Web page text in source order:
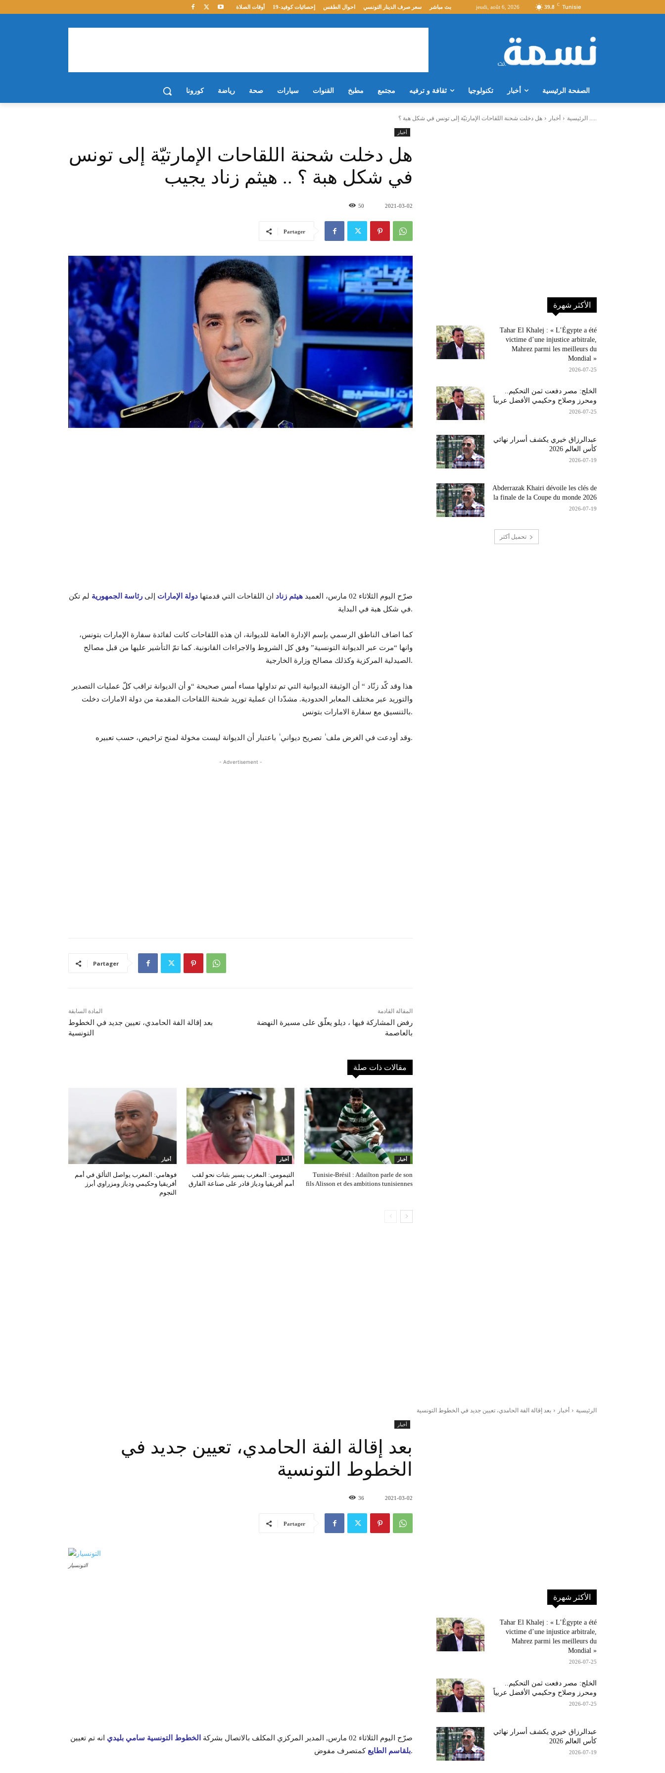
39.8 C Tunisie
jeudi, août 6, 2026 أوقات الصلاة إحصائيات كوفيد-19 احوال الطقس سعر صرف الدينار التونسي بث مباشر
الصفحة الرئيسية أخبار تكنولوجيا ثقافة و ترفيه مجتمع مطبخ القنوات سيارات صحة رياضة كورونا
الرئيسية أخبار
هل دخلت شحنة اللقاحات الإمارتيّة إلى تونس في شكل هبة ؟ .....
أخبار
هل دخلت شحنة اللقاحات الإمارتيّة إلى تونس
في شكل هبة ؟ .. هيثم زناد يجيب
2021-03-02
50
Partager
صرّح اليوم الثلاثاء 02 مارس، العميد هيثم زناد ان اللقاحات التي قدمتها دولة الإمارات إلى رئاسة الجمهورية لم تكن
في شكل هبة في البداية.
كما اضاف الناطق الرسمي بإسم الإدارة العامة للديوانة، ان هذه اللقاحات كانت لفائدة سفارة الإمارات بتونس،
وانها “مرت عبر الديوانة التونسية” وفق كل الشروط والاجراءات القانونية. كما تمّ التأشير عليها من قبل مصالح
الصيدلية المركزية وكذلك مصالح وزارة الخارجية.
هذا وقد كّد زنّاد “ أن الوثيقة الديوانية التي تم تداولها مساء أمس صحيحة “و أن الديوانة تراقب كلّ عمليات التصدير
والتوريد عبر مختلف المعابر الحدودية. مشدّدا ان عملية توريد شحنة اللقاحات المقدمة من دولة الامارات دخلت
بالتنسيق مع سفارة الامارات بتونس.
وقد أودعت في الغرض ملف ٰ تصريح ديواني ٰ باعتبار أن الديوانة ليست مخولة لمنح تراخيص، حسب تعبيره.
- Advertisement -
Partager
المادة السابقة
بعد إقالة الفة الحامدي، تعيين جديد في الخطوط
التونسية
المقالة القادمة
رفض المشاركة فيها ، ديلو يعلّق على مسيرة النهضة
بالعاصمة
مقالات ذات صلة
أخبار
فوهامي: المغرب يواصل التألق في أمم
أفريقيا وحكيمي ودياز ومزراوي أبرز
النجوم
أخبار
التيمومي: المغرب يسير بثبات نحو لقب
أمم أفريقيا ودياز قادر على صناعة الفارق
أخبار
Tunisie‑Brésil : Adailton parle de son
fils Alisson et des ambitions tunisiennes
الأكثر شهرة
Tahar El Khalej : « L’Égypte a été
victime d’une injustice arbitrale,
Mahrez parmi les meilleurs du
Mondial »
2026-07-25
الخلج: مصر دفعت ثمن التحكيم..
ومحرز وصلاح وحكيمي الأفضل عربياً
2026-07-25
عبدالرزاق خيري يكشف أسرار نهائي
كأس العالم 2026
2026-07-19
Abderrazak Khairi dévoile les clés de
la finale de la Coupe du monde 2026
2026-07-19
تحميل أكثر